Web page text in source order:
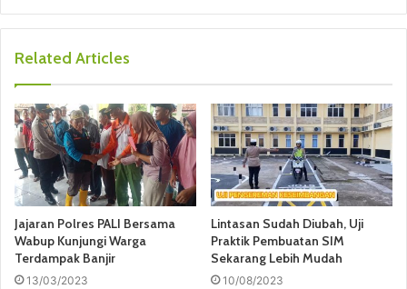
Related Articles
Jajaran Polres PALI Bersama
Wabup Kunjungi Warga
Terdampak Banjir
13/03/2023
Lintasan Sudah Diubah, Uji
Praktik Pembuatan SIM
Sekarang Lebih Mudah
10/08/2023